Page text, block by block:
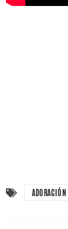
ADORACIÓN